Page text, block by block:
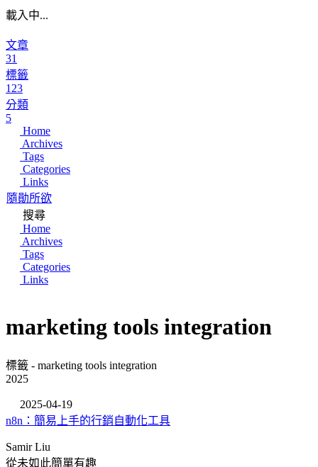
載入中...
文章
31
標籤
123
分類
5
Home
Archives
Tags
Categories
Links
隨勛所欲
搜尋
Home
Archives
Tags
Categories
Links
marketing tools integration
標籤 - marketing tools integration
2025
2025-04-19
n8n：簡易上手的行銷自動化工具
Samir Liu
從未如此簡單有趣